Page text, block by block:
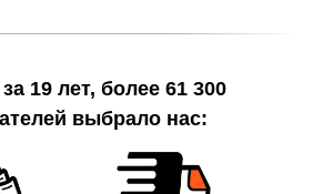
19 лет, более 61 300
выбрало нас: